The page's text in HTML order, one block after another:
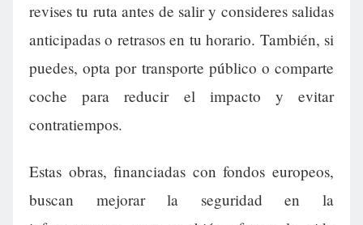
revises tu ruta antes de salir y consideres salidas
anticipadas o retrasos en tu horario. También, si
puedes, opta por transporte público o comparte
coche para reducir el impacto y evitar
contratiempos.
Estas obras, financiadas con fondos europeos,
buscan mejorar la seguridad en la